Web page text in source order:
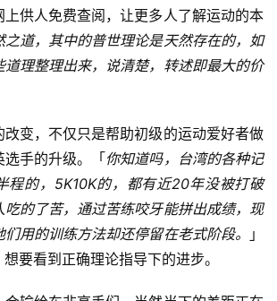
上供人免费查阅，让更多人了解运动的本
之道，其中的普世理论是天然存在的，如
道理整理出来，说清楚，转述即最大的价
改变，不仅只是帮助初级的运动爱好者做
选手的升级。「你知道吗，台湾的各种记
程的，5K10K的，都有近20年没被打破
吃的了苦，通过苦练咬牙能拼出成绩，现
用的训练方法却还停留在老式阶段。
」
要看到正确理论指导下的进步。